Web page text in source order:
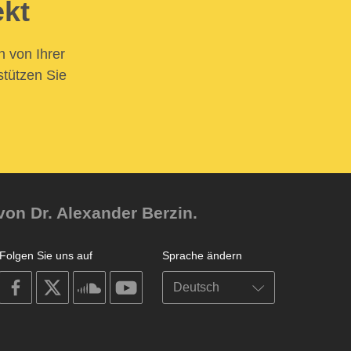
von Ihrer
Sie
Dr. Alexander Berzin.
Sprache ändern
Folgen Sie uns auf
on
facebook
on
on
soundcloudyoutube